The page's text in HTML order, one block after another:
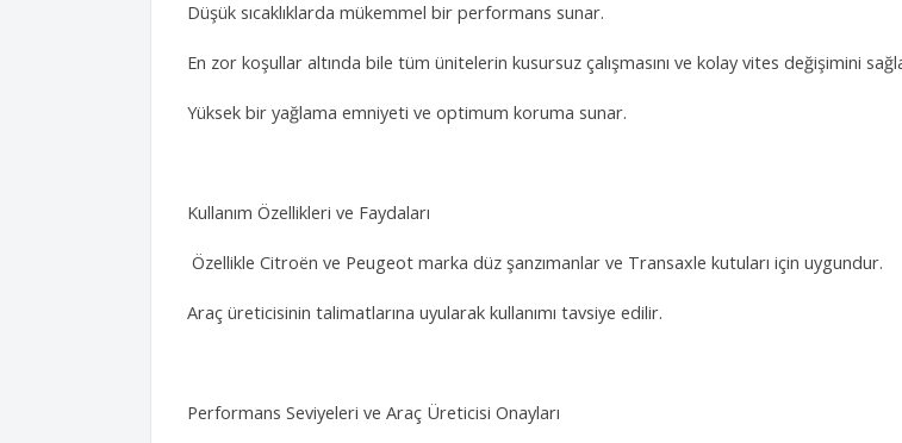
Düşük sıcaklıklarda mükemmel bir performans sunar.
En zor koşullar altında bile tüm ünitelerin kusursuz çalışmasını ve kolay vites değişimini
Yüksek bir yağlama emniyeti ve optimum koruma sunar.
Kullanım Özellikleri ve Faydaları
Özellikle Citroën ve Peugeot marka düz şanzımanlar ve Transaxle kutuları için uygundur.
Araç üreticisinin talimatlarına uyularak kullanımı tavsiye edilir.
Performans Seviyeleri ve Araç Üreticisi Onayları